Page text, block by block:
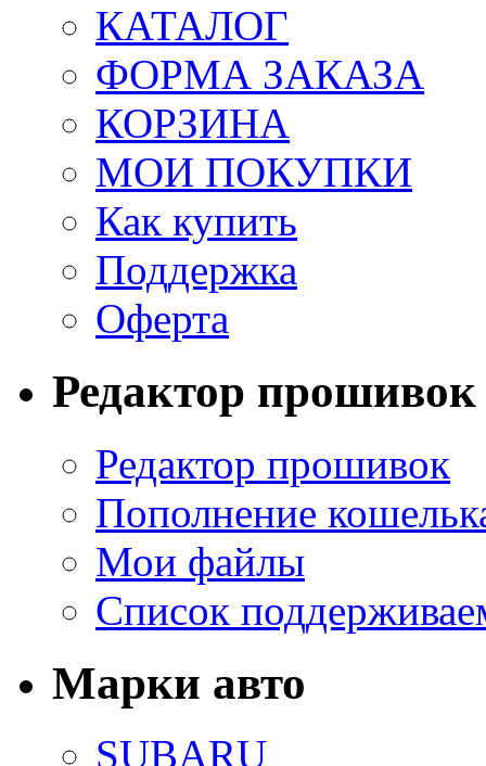
КАТАЛОГ
ФОРМА ЗАКАЗА
КОРЗИНА
МОИ ПОКУПКИ
Как купить
Поддержка
Оферта
Редактор прошивок
Редактор прошивок
Пополнение
Мои файлы
Список
Марки авто
SUBARU